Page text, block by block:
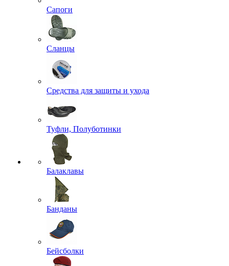
Сапоги
Сланцы
Средства для защиты и ухода
Туфли, Полуботинки
Балаклавы
Банданы
Бейсболки